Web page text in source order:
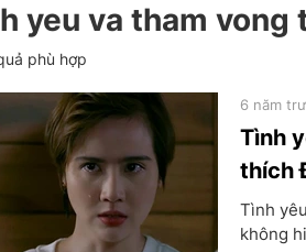
yeu va tham vong
phù hợp
Tình
thích
6 năm
Tình
không